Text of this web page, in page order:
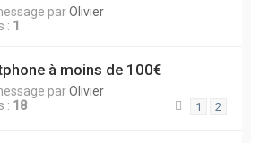
parOlivier
: 1
à moins de 100€
parOlivier
: 18 1 2